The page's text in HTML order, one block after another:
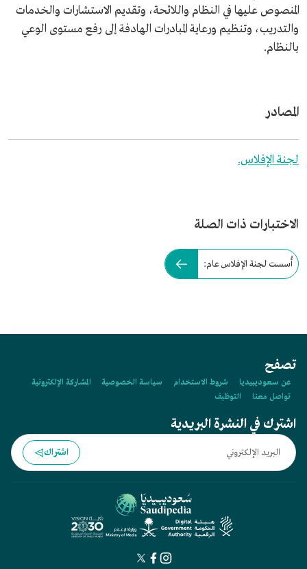
المنصوص عليها في النظام واللائحة، وتقديم الاستشارات والخدمات
والتدريب، وتنظيم ورعاية المبادرات الهادفة إلى رفع مستوى الوعي
بالنظام.
المصادر
لجنة الإفلاس.
الاختبارات ذات الصلة
أُسست لجنة الإفلاس عام:
تصفح
عن سعوديبيديا شروط الاستخدام سياسة الخصوصية
المشاركة الإلكترونية
تواصل معنا
التوظيف
اشترك في النشرة البريدية
اشتراك